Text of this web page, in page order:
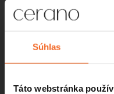
Súhlas
Táto webstránka